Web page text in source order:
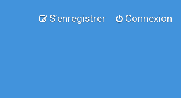
Connexion
S’enregistrer